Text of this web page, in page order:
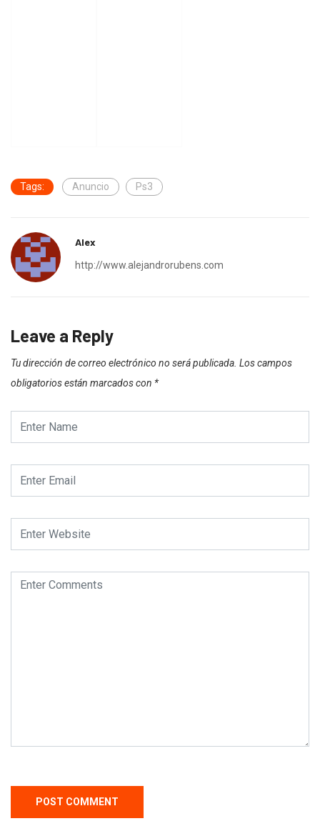
Tags: Anuncio Ps3
Alex
http://www.alejandrorubens.com
Leave a Reply
Tu dirección de correo electrónico no será publicada. Los campos
obligatorios están marcados con *